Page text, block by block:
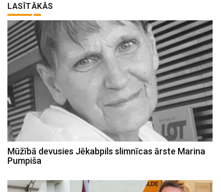
LASĪTĀKĀS
Mūžībā devusies Jēkabpils slimnīcas ārste Marina
Pumpiša